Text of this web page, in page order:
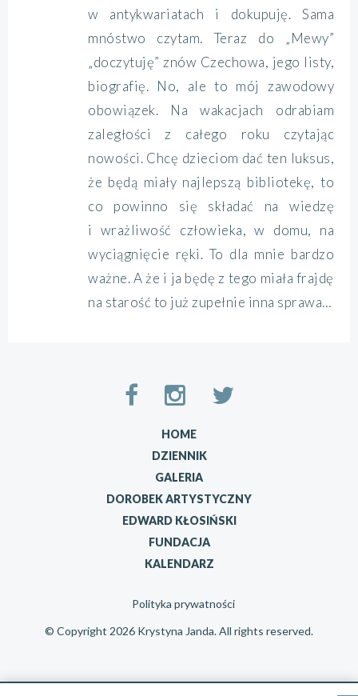
w antykwariatach i dokupuję. Sama
mnóstwo czytam. Teraz do „Mewy”
„doczytuję” znów Czechowa, jego listy,
biografię. No, ale to mój zawodowy
obowiązek. Na wakacjach odrabiam
zaległości z całego roku czytając
nowości. Chcę dzieciom dać ten luksus,
że będą miały najlepszą bibliotekę, to
co powinno się składać na wiedzę
i wrażliwość człowieka, w domu, na
wyciągnięcie ręki. To dla mnie bardzo
ważne. A że i ja będę z tego miała frajdę
na starość to już zupełnie inna sprawa…
HOME
DZIENNIK
GALERIA
DOROBEK ARTYSTYCZNY
EDWARD KŁOSIŃSKI
FUNDACJA
KALENDARZ
Polityka prywatności
© Copyright 2026 Krystyna Janda. All rights reserved.